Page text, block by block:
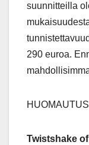
suunnitteilla
290 euroa.
Twistshake